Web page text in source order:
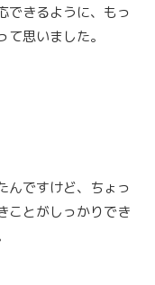
できるように、もっ
思いました。
んですけど、ちょっ
ことがしっかりでき